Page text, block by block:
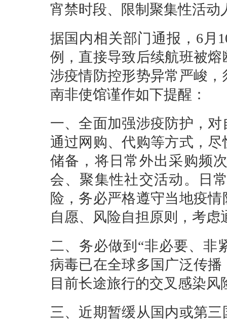
宵禁时段、限制聚集性活
据国内相关部门通报，6月
例，直接导致后续航班被
涉疫情防控形势异常严峻
南非使馆谨作如下提醒：
一、全面加强涉疫防护，
通过网购、代购等方式，
储备，将日常外出采购频
会、聚集性社交活动。日
险，务必严格遵守当地疫
自愿、风险自担原则，考
二、务必做到“非必要、非
病毒已在全球多国广泛传
目前长途旅行的交叉感染
三、近期暂缓从国内或第